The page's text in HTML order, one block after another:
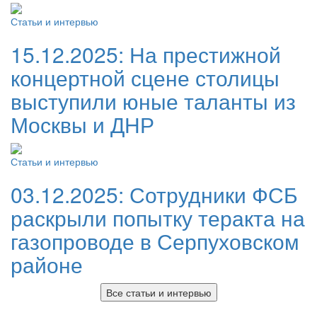
Статьи и интервью
15.12.2025: На престижной
концертной сцене столицы
выступили юные таланты из
Москвы и ДНР
Статьи и интервью
03.12.2025: Сотрудники ФСБ
раскрыли попытку теракта на
газопроводе в Серпуховском
районе
Все статьи и интервью